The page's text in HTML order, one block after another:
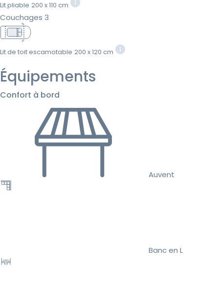
Lit pliable 200 x 110 cm
Couchages 3
Lit de toit escamotable 200 x 120 cm
Équipements
Confort à bord
Auvent
Banc en L